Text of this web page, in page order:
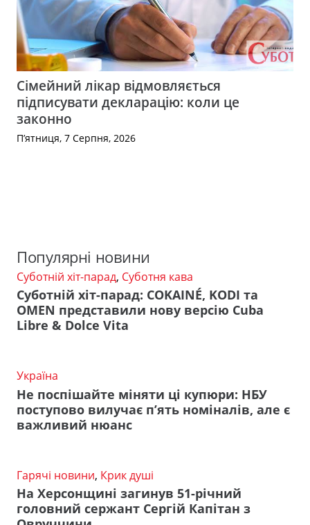
Сімейний лікар відмовляється
підписувати декларацію: коли це
законно
П’ятниця, 7 Серпня, 2026
Популярні новини
Суботній хіт-парад, Суботня кава
Суботній хіт-парад: COKAINÉ, KODI та
OMEN представили нову версію Cuba
Libre & Dolce Vita
Україна
Не поспішайте міняти ці купюри: НБУ
поступово вилучає п’ять номіналів, але є
важливий нюанс
Гарячі новини, Крик душі
На Херсонщині загинув 51-річний
головний сержант Сергій Капітан з